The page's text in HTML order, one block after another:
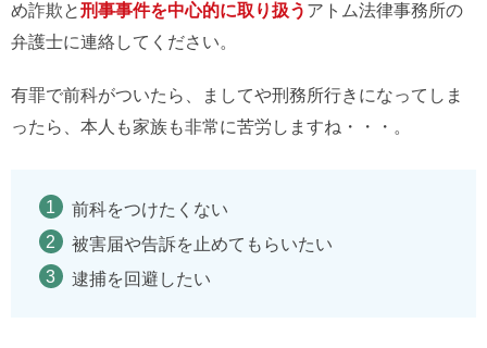
め詐欺と刑事事件を中心的に取り扱う アトム法律事務所の
弁護士に連絡してください。
有罪で前科がついたら、ましてや刑務所行きになってしま
ったら、本人も家族も非常に苦労しますね・・・。
前科をつけたくない
被害届や告訴を止めてもらいたい
逮捕を回避したい